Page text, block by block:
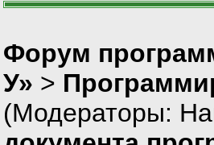
Форум
У» >
(Модераторы: